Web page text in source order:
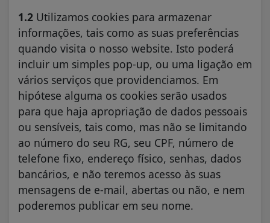
1.2 Utilizamos cookies para armazenar
informações, tais como as suas preferências
quando visita o nosso website. Isto poderá
incluir um simples pop-up, ou uma ligação em
vários serviços que providenciamos. Em
hipótese alguma os cookies serão usados
para que haja apropriação de dados pessoais
ou sensíveis, tais como, mas não se limitando
ao número do seu RG, seu CPF, número de
telefone fixo, endereço físico, senhas, dados
bancários, e não teremos acesso às suas
mensagens de e-mail, abertas ou não, e nem
poderemos publicar em seu nome.